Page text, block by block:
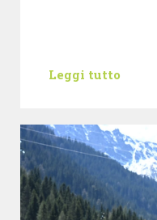
Leggi tutto